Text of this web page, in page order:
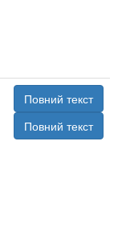
Повний текст
Повний текст